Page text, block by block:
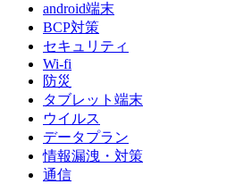
android端末
BCP対策
セキュリティ
Wi-fi
防災
タブレット端末
ウイルス
データプラン
情報漏洩・対策
通信